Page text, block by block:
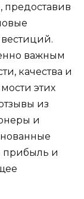
важным
качества и
этих
из
и
прибыль и